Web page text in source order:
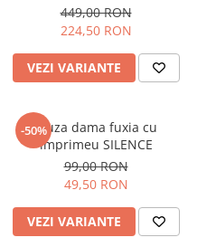
449,00 RON
224,50 RON
VEZI VARIANTE
-50%Bluza dama fuxia cu
imprimeu SILENCE
99,00 RON
49,50 RON
VEZI VARIANTE